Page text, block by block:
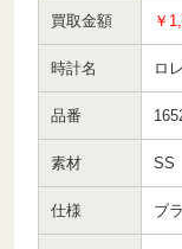
買取金額 ￥
時計名 ロ
品番
素材 SS
仕様 ブ